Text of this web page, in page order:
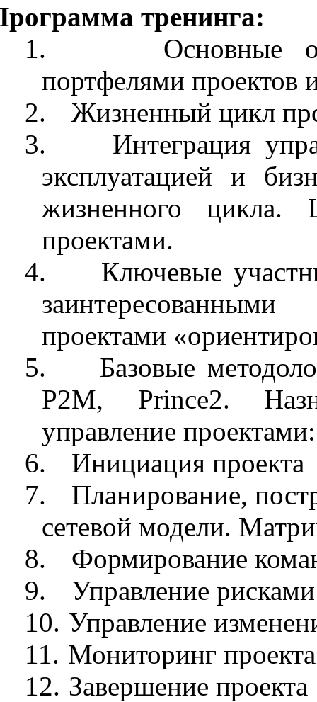
тренинга:
1.
Основные
портфелями проектов
2.
Жизненный цикл
3.
Интеграция
эксплуатацией и
жизненного цикла.
проектами.
4.
Ключевые
проектами
5.
Базовые
Р2М, Prince2.
управление проектами:
6.
Инициация проекта
7.
Планирование,
сетевой модели.
8.
Формирование
9.
Управление
10. Управление
11. Мониторинг проекта
12. Завершение проекта